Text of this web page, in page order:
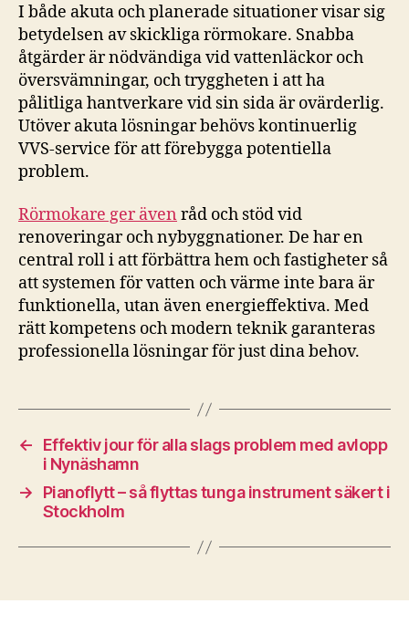
I både akuta och planerade situationer visar sig
betydelsen av skickliga rörmokare. Snabba
åtgärder är nödvändiga vid vattenläckor och
översvämningar, och tryggheten i att ha
pålitliga hantverkare vid sin sida är ovärderlig.
Utöver akuta lösningar behövs kontinuerlig
VVS-service för att förebygga potentiella
problem.
Rörmokare ger även råd och stöd vid
renoveringar och nybyggnationer. De har en
central roll i att förbättra hem och fastigheter så
att systemen för vatten och värme inte bara är
funktionella, utan även energieffektiva. Med
rätt kompetens och modern teknik garanteras
professionella lösningar för just dina behov.
←
Effektiv jour för alla slags problem med avlopp
i Nynäshamn
→
Pianoflytt – så flyttas tunga instrument säkert i
Stockholm